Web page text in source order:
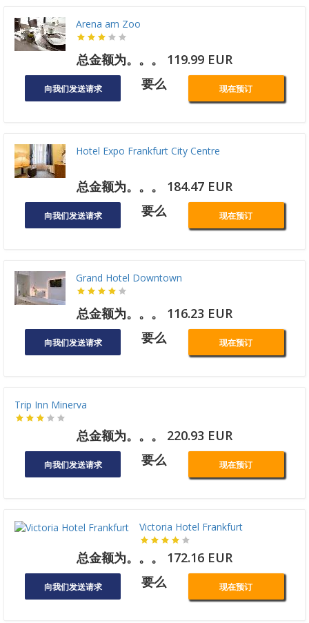
Arena am Zoo
总金额为。。。 119.99 EUR
向我们发送请求 要么 现在预订
Hotel Expo Frankfurt City Centre
总金额为。。。 184.47 EUR
向我们发送请求 要么 现在预订
Grand Hotel Downtown
总金额为。。。 116.23 EUR
向我们发送请求 要么 现在预订
Trip Inn Minerva
总金额为。。。 220.93 EUR
向我们发送请求 要么 现在预订
Victoria Hotel Frankfurt
总金额为。。。 172.16 EUR
向我们发送请求 要么 现在预订